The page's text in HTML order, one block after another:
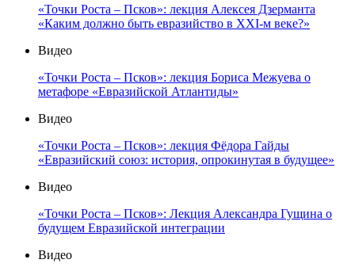
«Точки Роста – Псков»: лекция Алексея Дзерманта
«Каким должно быть евразийство в XXI-м веке?»
Видео
«Точки Роста – Псков»: лекция Бориса Межуева о
метафоре «Евразийской Атлантиды»
Видео
«Точки Роста – Псков»: лекция Фёдора Гайды
«Евразийский союз: история, опрокинутая в будущее»
Видео
«Точки Роста – Псков»: Лекция Александра Гущина о
будущем Евразийской интеграции
Видео